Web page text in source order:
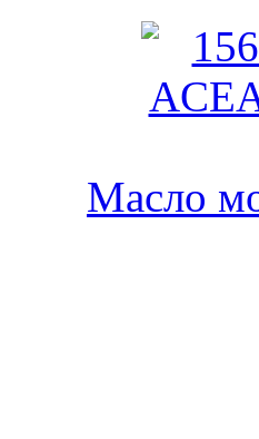
Масло